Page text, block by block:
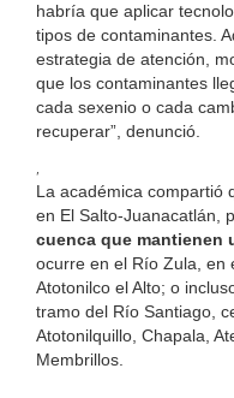
habría que aplicar
tipos de contaminantes.
estrategia de atención,
que los contaminantes
cada sexenio o cada
recuperar”, denunció.
,
La académica compartió
en El Salto-Juanacatlán,
cuenca que mantienen
ocurre en el Río Zula, en
Atotonilco el Alto; o
tramo del Río Santiago,
Atotonilquillo, Chapala,
Membrillos.